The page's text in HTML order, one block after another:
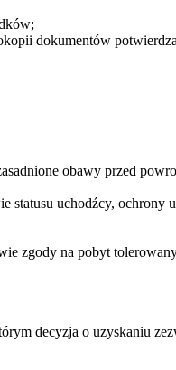
dokumentów
obawy przed
statusu uchodźcy, ochrony
zgody na pobyt
decyzja o uzyskaniu